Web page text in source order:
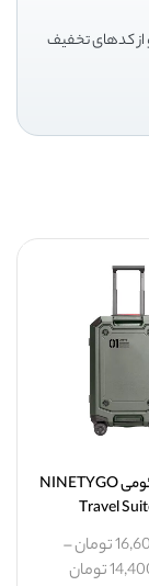
از کدهای تخفیف
چمدان شیائومی NINETYGO
Travel
تومان–
تومان